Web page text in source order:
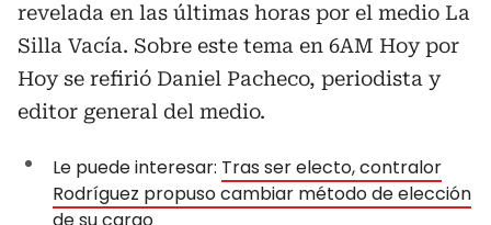
revelada en las últimas horas por el medio La
Silla Vacía. Sobre este tema en 6AM Hoy por
Hoy se refirió Daniel Pacheco, periodista y
editor general del medio.
Le puede interesar: Tras ser electo, contralor
Rodríguez propuso cambiar método de elección
de su cargo